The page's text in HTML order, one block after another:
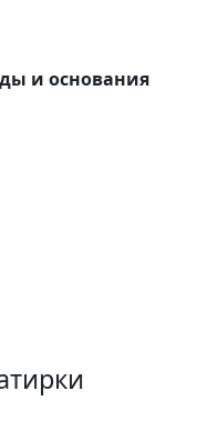
и основания